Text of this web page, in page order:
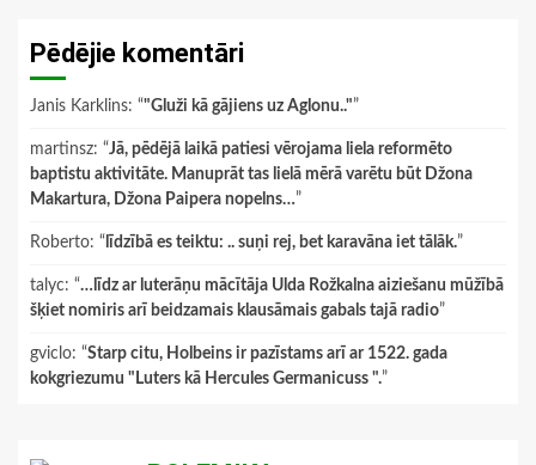
Pēdējie komentāri
Janis Karklins: “"Gluži kā gājiens uz Aglonu.."”
martinsz: “Jā, pēdējā laikā patiesi vērojama liela reformēto
baptistu aktivitāte. Manuprāt tas lielā mērā varētu būt Džona
Makartura, Džona Paipera nopelns…”
Roberto: “ līdzībā es teiktu: .. suņi rej, bet karavāna iet tālāk.”
talyc: “…līdz ar luterāņu mācītāja Ulda Rožkalna aiziešanu mūžībā
šķiet nomiris arī beidzamais klausāmais gabals tajā radio”
gviclo: “Starp citu, Holbeins ir pazīstams arī ar 1522. gada
kokgriezumu "Luters kā Hercules Germanicuss ".”